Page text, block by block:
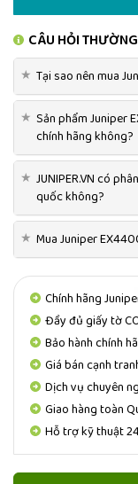
CÂU HỎI
★ Tại sao nên mua
★ Sản phẩm Juniper
chính hãng không?
★ JUNIPER.VN có
quốc không?
★ Mua Juniper
Chính hãng
Đầy đủ giấy tờ
Bảo hành chính
Giá bán cạnh
Dịch vụ chuyên
Giao hàng toàn
Hỗ trợ kỹ thuật